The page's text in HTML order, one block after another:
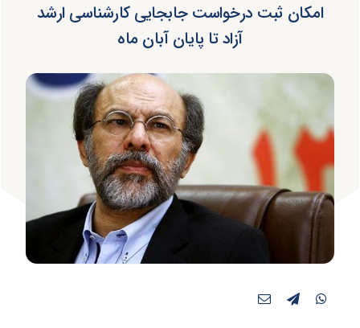
امکان ثبت درخواست جابجایی کارشناسی ارشد
آزاد تا پایان آبان ماه